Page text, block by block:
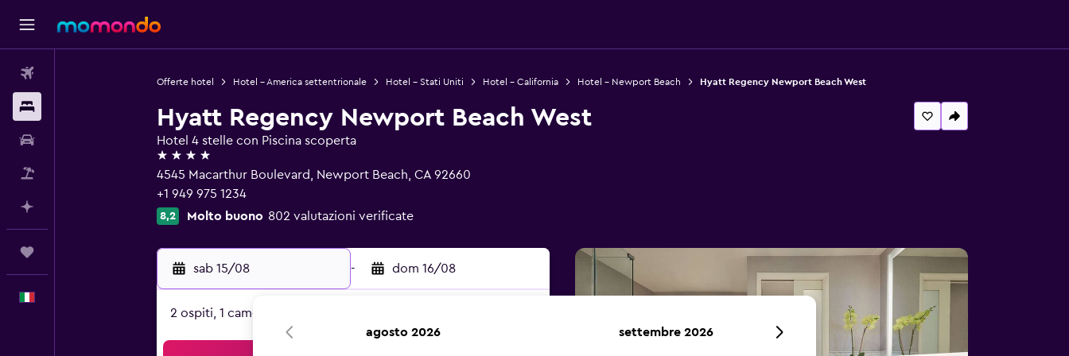
Offerte hotel Hotel - America settentrionale Hotel - Stati Uniti Hotel - California Hotel - Newport Beach Hyatt Regency Newport Beach West
Hyatt Regency Newport Beach West
Hotel 4 stelle con Piscina scoperta
4 stelle
4545 Macarthur Boulevard, Newport Beach, CA 92660
+1 949 975 1234
8,2 Molto buono 802 valutazioni verificate
sab 15/08 - dom 16/08
2 ospiti, 1 camera
agosto 2026 settembre 2026